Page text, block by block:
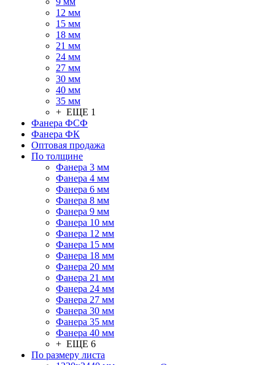
12 мм
15 мм
18 мм
21 мм
24 мм
27 мм
30 мм
40 мм
35 мм
+ ЕЩЕ 1
Фанера ФСФ
Фанера ФК
Оптовая продажа
По толщине
Фанера 3 мм
Фанера 4 мм
Фанера 6 мм
Фанера 8 мм
Фанера 9 мм
Фанера 10 мм
Фанера 12 мм
Фанера 15 мм
Фанера 18 мм
Фанера 20 мм
Фанера 21 мм
Фанера 24 мм
Фанера 27 мм
Фанера 30 мм
Фанера 35 мм
Фанера 40 мм
+ ЕЩЕ 6
По размеру листа